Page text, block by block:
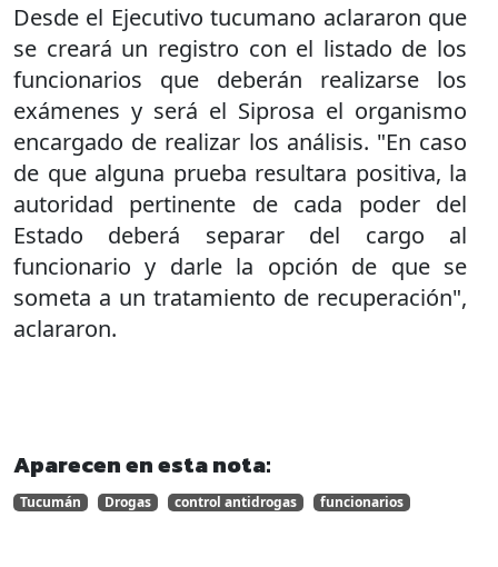
Desde el Ejecutivo tucumano aclararon que
se creará un registro con el listado de los
funcionarios que deberán realizarse los
exámenes y será el Siprosa el organismo
encargado de realizar los análisis. "En caso
de que alguna prueba resultara positiva, la
autoridad pertinente de cada poder del
Estado deberá separar del cargo al
funcionario y darle la opción de que se
someta a un tratamiento de recuperación",
aclararon.
Aparecen en esta nota:
Tucumán Drogas control antidrogas funcionarios